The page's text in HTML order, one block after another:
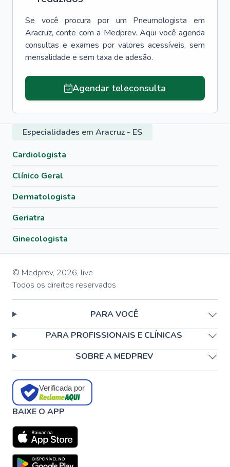
Se você procura por um Pneumologista
em
Aracruz, conte com a Medprev. Aqui você agenda
consultas e exames por valores acessíveis, sem
mensalidade e sem taxa de adesão.
Agendar teleconsulta
Especialidades em Aracruz - ES
Cardiologista
Clínico Geral
Dermatologista
Geriatra
Ginecologista
© Medprev, 2026, live
Todos os direitos reservados
PARA VOCÊ
PARA PROFISSIONAIS E CLÍNICAS
SOBRE A MEDPREV
Verificada por
BAIXE O APP